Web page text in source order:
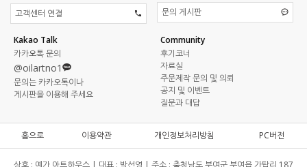
고객센터 연결
문의 게시판
Kakao Talk
카카오톡 문의
@oilartno1
문의는 카카오톡이나
게시판을 이용해 주세요
Community
후기코너
자료실
주문제작 문의 및 의뢰
공지 및 이벤트
질문과 대답
홈으로 이용약관 개인정보처리방침 PC버전
상호 : 예가 아트하우스 | 대표 : 박선영 | 주소 : 충청남도 부여군 부여읍 가탑리 187